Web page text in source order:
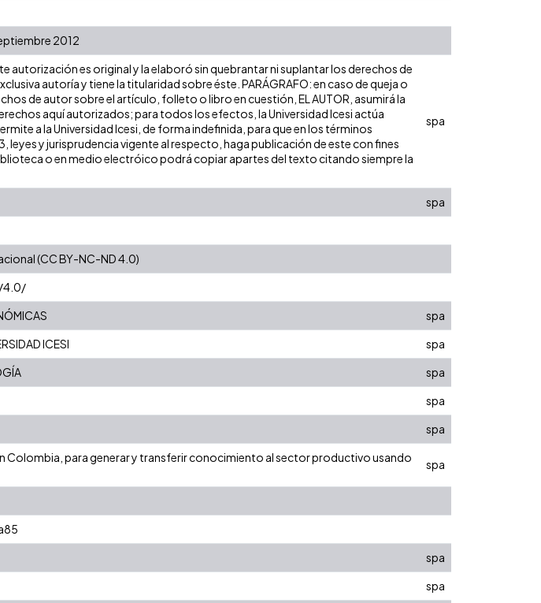
2012
autorización es original y la elaboró sin quebrantar ni suplantar los derechos de
autoría y tiene la titularidad sobre éste. PARÁGRAFO: en caso de queja o
de autor sobre el artículo, folleto o libro en cuestión, EL AUTOR, asumirá la
aquí autorizados; para todos los efectos, la Universidad Icesi actúa
a la Universidad Icesi, de forma indefinida, para que en los términos
leyes y jurisprudencia vigente al respecto, haga publicación de este con fines
o en medio electróico podrá copiar apartes del texto citando siempre la
spa
spa
(CC BY-NC-ND 4.0)
4.0/
spa
ICESI
spa
spa
spa
spa
Colombia, para generar y transferir conocimiento al sector productivo usando
spa
spa
spa